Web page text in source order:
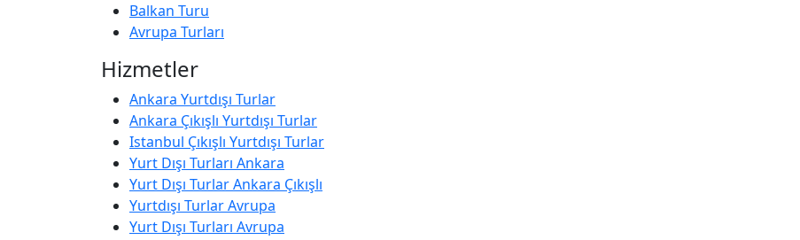
Balkan Turu
Avrupa Turları
Hizmetler
Ankara Yurtdışı Turlar
Ankara Çıkışlı Yurtdışı Turlar
Istanbul Çıkışlı Yurtdışı Turlar
Yurt Dışı Turları Ankara
Yurt Dışı Turlar Ankara Çıkışlı
Yurtdışı Turlar Avrupa
Yurt Dışı Turları Avrupa